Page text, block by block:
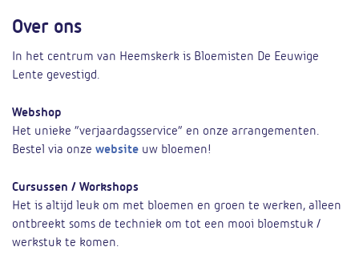
Over ons
In het centrum van Heemskerk is Bloemisten De Eeuwige
Lente gevestigd.
Webshop
Het unieke “verjaardagsservice” en onze arrangementen.
Bestel via onze website uw bloemen!
Cursussen / Workshops
Het is altijd leuk om met bloemen en groen te werken, alleen
ontbreekt soms de techniek om tot een mooi bloemstuk /
werkstuk te komen.